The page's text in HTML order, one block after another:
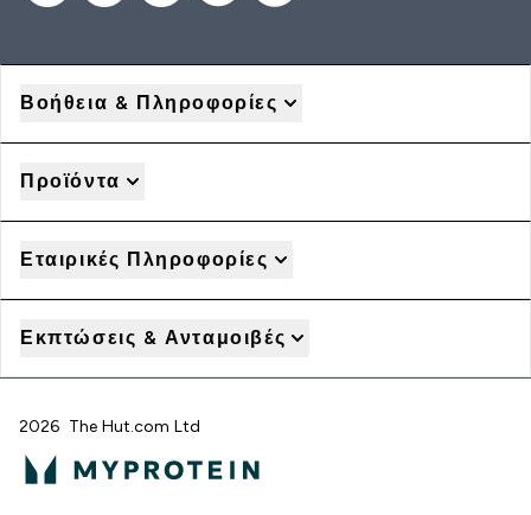
Βοήθεια & Πληροφορίες
Προϊόντα
Εταιρικές Πληροφορίες
Εκπτώσεις & Ανταμοιβές
2026 The Hut.com Ltd